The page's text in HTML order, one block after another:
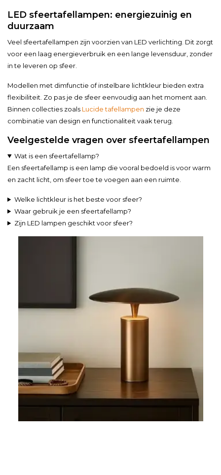
LED sfeertafellampen: energiezuinig en
duurzaam
Veel sfeertafellampen zijn voorzien van LED verlichting. Dit zorgt
voor een laag energieverbruik en een lange levensduur, zonder
in te leveren op sfeer.
Modellen met dimfunctie of instelbare lichtkleur bieden extra
flexibiliteit. Zo pas je de sfeer eenvoudig aan het moment aan.
Binnen collecties zoals Lucide tafellampen zie je deze
combinatie van design en functionaliteit vaak terug.
Veelgestelde vragen over sfeertafellampen
Wat is een sfeertafellamp?
Een sfeertafellamp is een lamp die vooral bedoeld is voor warm
en zacht licht, om sfeer toe te voegen aan een ruimte.
Welke lichtkleur is het beste voor sfeer?
Waar gebruik je een sfeertafellamp?
Zijn LED lampen geschikt voor sfeer?